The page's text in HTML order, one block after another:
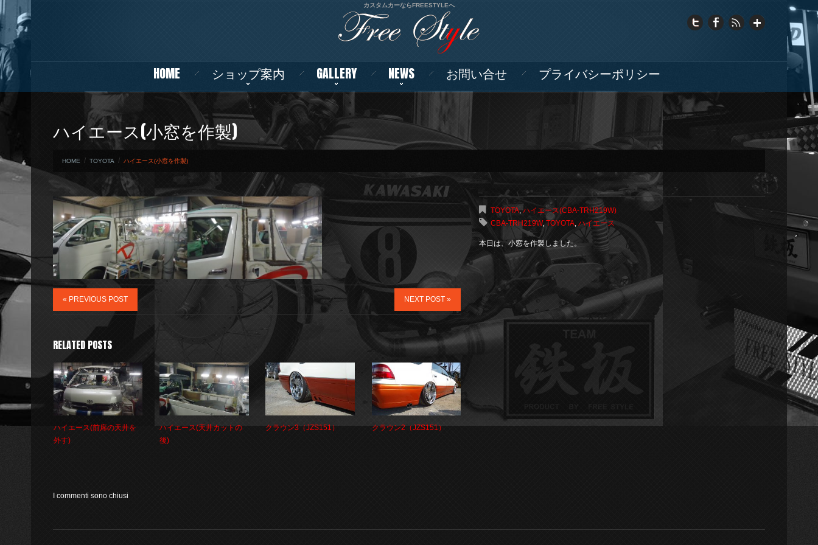
カスタムカーならFREESTYLEへ
HOME ショップ案内 GALLERY NEWS お問い合せ プライバシーポリシー
ハイエース(小窓を作製)
HOME TOYOTA ハイエース(小窓を作製)
« PREVIOUS POST NEXT POST »
TOYOTA,ハイエース(CBA-TRH219W)
CBA-TRH219W,TOYOTA, ハイエース
本日は、小窓を作製しました。
RELATED POSTS
ハイエース(前席の天井を
外す)
ハイエース(天井カットの
後)
クラウン3（JZS151） クラウン2（JZS151）
I commenti sono chiusi